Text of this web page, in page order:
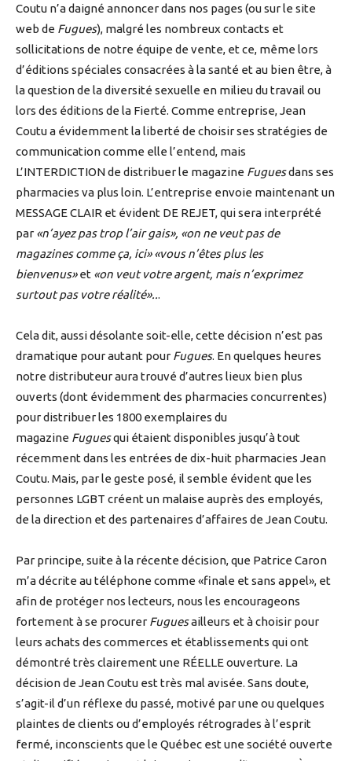
Coutu n’a daigné annoncer dans nos pages (ou sur le site
web de Fugues), malgré les nombreux contacts et
sollicitations de notre équipe de vente, et ce, même lors
d’éditions spéciales consacrées à la santé et au bien être, à
la question de la diversité sexuelle en milieu du travail ou
lors des éditions de la Fierté. Comme entreprise, Jean
Coutu a évidemment la liberté de choisir ses stratégies de
communication comme elle l’entend, mais
L’INTERDICTION de distribuer le magazine Fuguesdans ses
pharmacies va plus loin. L’entreprise envoie maintenant un
MESSAGE CLAIR et évident DE REJET, qui sera interprété
par «n’ayez pas trop l’air gais», «on ne veut pas de
magazines comme ça, ici» «vous n’êtes plus les
bienvenus»et «on veut votre argent, mais n’exprimez
surtout pas votre réalité»...
Cela dit, aussi désolante soit-elle, cette décision n’est pas
dramatique pour autant pour Fugues. En quelques heures
notre distributeur aura trouvé d’autres lieux bien plus
ouverts (dont évidemment des pharmacies concurrentes)
pour distribuer les 1800 exemplaires du
magazine Fuguesqui étaient disponibles jusqu’à tout
récemment dans les entrées de dix-huit pharmacies Jean
Coutu. Mais, par le geste posé, il semble évident que les
personnes LGBT créent un malaise auprès des employés,
de la direction et des partenaires d’affaires de Jean Coutu.
Par principe, suite à la récente décision, que Patrice Caron
m’a décrite au téléphone comme «finale et sans appel», et
afin de protéger nos lecteurs, nous les encourageons
fortement à se procurer Fuguesailleurs et à choisir pour
leurs achats des commerces et établissements qui ont
démontré très clairement une RÉELLE ouverture. La
décision de Jean Coutu est très mal avisée. Sans doute,
s’agit-il d’un réflexe du passé, motivé par une ou quelques
plaintes de clients ou d’employés rétrogrades à l’esprit
fermé, inconscients que le Québec est une société ouverte